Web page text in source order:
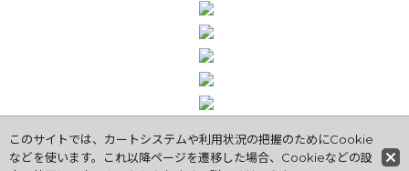
Copyright© 【公式オンラインショップ】萩市のブランド豚 萩むつ
み豚 | 有限会社小野養豚 丁寧に安全に育てています All Rights
このサイトでは、カートシステムや利用状況の把握のためにCookie
などを使います。これ以降ページを遷移した場合、Cookieなどの設